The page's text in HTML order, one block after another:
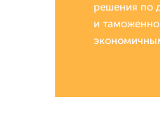
решения по
и